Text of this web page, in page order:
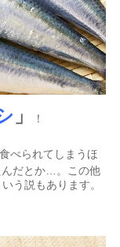
」 ！
べられてしまうほ
んだとか…。この他
う説もあります。